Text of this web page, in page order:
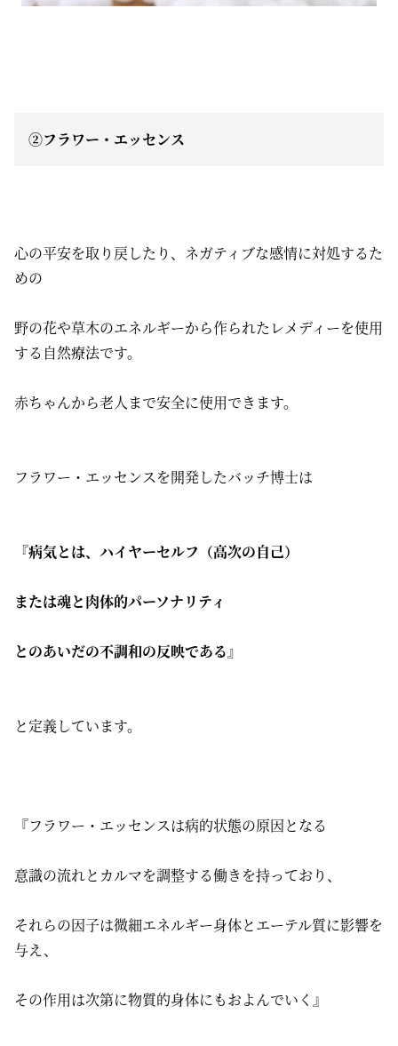
②フラワー・エッセンス
心の平安を取り戻したり、ネガティブな感情に対処するた
めの
野の花や草木のエネルギーから作られたレメディーを使用
する自然療法です。
赤ちゃんから老人まで安全に使用できます。
フラワー・エッセンスを開発したバッチ博士は
『病気とは、ハイヤーセルフ（高次の自己）
または魂と肉体的パーソナリティ
とのあいだの不調和の反映である』
と定義しています。
『フラワー・エッセンスは病的状態の原因となる
意識の流れとカルマを調整する働きを持っており、
それらの因子は微細エネルギー身体とエーテル質に影響を
与え、
その作用は次第に物質的身体にもおよんでいく』